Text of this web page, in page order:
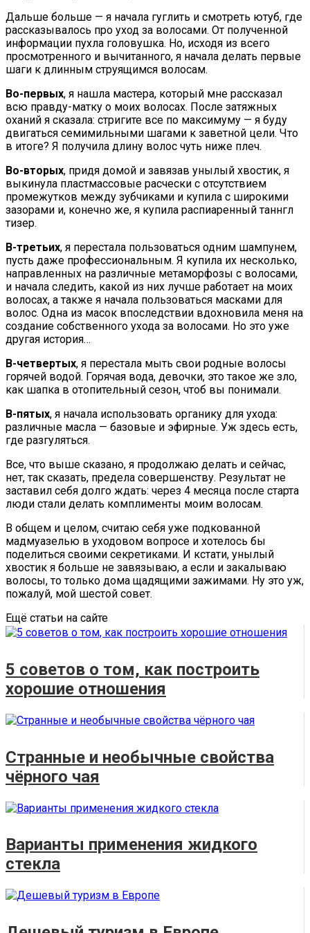
Дальше больше — я начала гуглить и смотреть ютуб, где
рассказывалось про уход за волосами. От полученной
информации пухла головушка. Но, исходя из всего
просмотренного и вычитанного, я начала делать первые
шаги к длинным струящимся волосам.
Во-первых, я нашла мастера, который мне рассказал
всю правду-матку о моих волосах. После затяжных
оханий я сказала: стригите все по максимуму — я буду
двигаться семимильными шагами к заветной цели. Что
в итоге? Я получила длину волос чуть ниже плеч.
Во-вторых, придя домой и завязав унылый хвостик, я
выкинула пластмассовые расчески с отсутствием
промежутков между зубчиками и купила с широкими
зазорами и, конечно же, я купила распиаренный таннгл
тизер.
В-третьих, я перестала пользоваться одним шампунем,
пусть даже профессиональным. Я купила их несколько,
направленных на различные метаморфозы с волосами,
и начала следить, какой из них лучше работает на моих
волосах, а также я начала пользоваться масками для
волос. Одна из масок впоследствии вдохновила меня на
создание собственного ухода за волосами. Но это уже
другая история…
В-четвертых, я перестала мыть свои родные волосы
горячей водой. Горячая вода, девочки, это такое же зло,
как шапка в отопительный сезон, чтоб вы понимали.
В-пятых, я начала использовать органику для ухода:
различные масла — базовые и эфирные. Уж здесь есть,
где разгуляться.
Все, что выше сказано, я продолжаю делать и сейчас,
нет, так сказать, предела совершенству. Результат не
заставил себя долго ждать: через 4 месяца после старта
люди стали делать комплименты моим волосам.
В общем и целом, считаю себя уже подкованной
мадмуазелью в уходовом вопросе и хотелось бы
поделиться своими секретиками. И кстати, унылый
хвостик я больше не завязываю, а если и закалываю
волосы, то только дома щадящими зажимами. Ну это уж,
пожалуй, мой шестой совет.
Ещё статьи на сайте
5 советов о том, как построить
хорошие отношения
Странные и необычные свойства
чёрного чая
Варианты применения жидкого
стекла